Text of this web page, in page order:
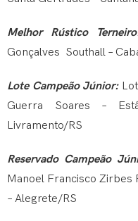
Melhor Rústico
Gonçalves Southall –
Lote Campeão Júnior:
Guerra Soares –
Livramento/RS
Reservado Campeão
Manoel Francisco Zirbes
– Alegrete/RS